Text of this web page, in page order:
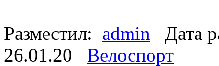
Разместил: admin Дата
26.01.20 Велоспорт